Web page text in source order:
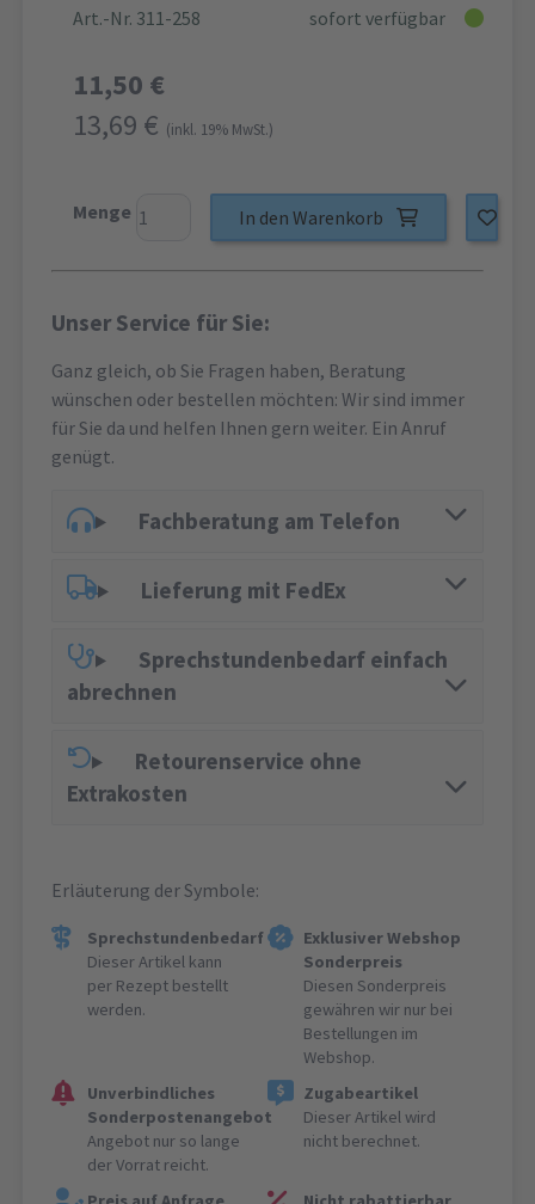
Art.-Nr. 311-258 sofort verfügbar
11,50 €
13,69 € (inkl. 19% MwSt.)
Menge In den Warenkorb
Unser Service für Sie:
Ganz gleich, ob Sie Fragen haben, Beratung
wünschen oder bestellen möchten: Wir sind immer
für Sie da und helfen Ihnen gern weiter. Ein Anruf
genügt.
Fachberatung am Telefon
Lieferung mit FedEx
Sprechstundenbedarf einfach
abrechnen
Retourenservice ohne
Extrakosten
Erläuterung der Symbole:
Sprechstundenbedarf
Dieser Artikel kann
per Rezept bestellt
werden.
Exklusiver Webshop
Sonderpreis
Diesen Sonderpreis
gewähren wir nur bei
Bestellungen im
Webshop.
Unverbindliches
Sonderpostenangebot
Angebot nur so lange
der Vorrat reicht.
Zugabeartikel
Dieser Artikel wird
nicht berechnet.